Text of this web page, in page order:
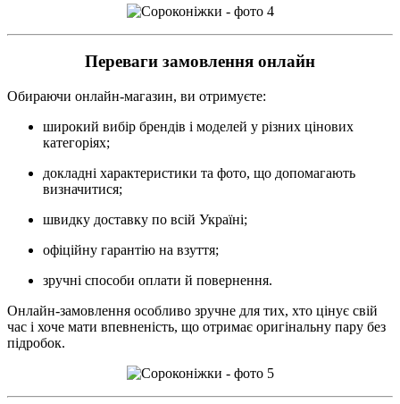
Переваги замовлення онлайн
Обираючи онлайн-магазин, ви отримуєте:
широкий вибір брендів і моделей у різних цінових
категоріях;
докладні характеристики та фото, що допомагають
визначитися;
швидку доставку по всій Україні;
офіційну гарантію на взуття;
зручні способи оплати й повернення.
Онлайн-замовлення особливо зручне для тих, хто цінує свій
час і хоче мати впевненість, що отримає оригінальну пару без
підробок.